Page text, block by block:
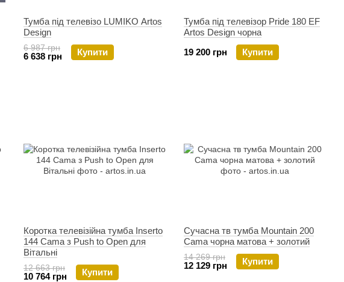
Тумба під телевізо LUMIKO Artos
Design
6 987 грн
6 638 грн Купити
Тумба під телевізор Pride 180 EF
Artos Design чорна
19 200 грн
Купити
Коротка телевізійна тумба Inserto
144 Cama з Push to Open для
Вітальні
12 663 грн
10 764 грн Купити
Сучасна тв тумба Mountain 200
Cama чорна матова + золотий
14 269 грн
12 129 грн Купити